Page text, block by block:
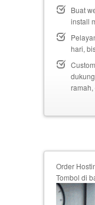
Buat
install
hari,
Order
Tombol di